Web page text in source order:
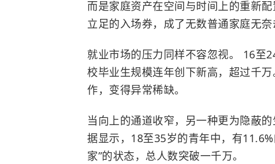
而是家庭资产在空间与时间上的重新
立足的入场券，成了无数普通家庭无奈
就业市场的压力同样不容忽视。 16至
校毕业生规模连年创下新高，超过千
作，变得异常稀缺。
当向上的通道收窄，另一种更为隐蔽
据显示，18至35岁的青年中，有
家”的状态，总人数突破一千万。